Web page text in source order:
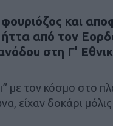
και
από τον
στη Γ’
με τον κόσμο στο
είχαν δοκάρι